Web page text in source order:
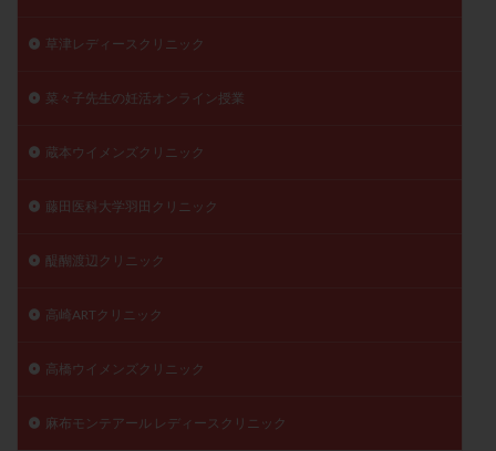
草津レディースクリニック
菜々子先生の妊活オンライン授業
蔵本ウイメンズクリニック
藤田医科大学羽田クリニック
醍醐渡辺クリニック
高崎ARTクリニック
高橋ウイメンズクリニック
麻布モンテアール レディースクリニック